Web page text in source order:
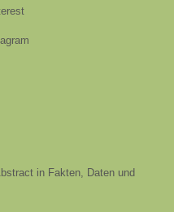
in Fakten, Daten und